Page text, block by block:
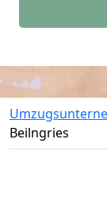
Beilngries